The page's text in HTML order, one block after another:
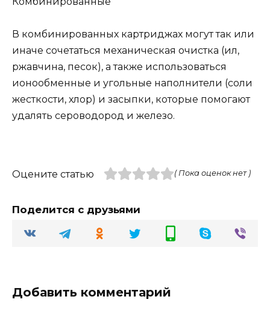
В комбинированных картриджах могут так или
иначе сочетаться механическая очистка (ил,
ржавчина, песок), а также использоваться
ионообменные и угольные наполнители (соли
жесткости, хлор) и засыпки, которые помогают
удалять сероводород и железо.
Оцените статью ( Пока оценок нет )
Поделится с друзьями
Добавить комментарий